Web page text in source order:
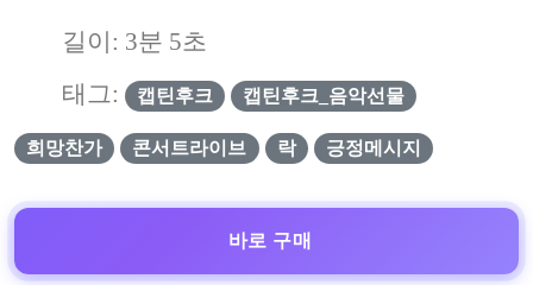
길이: 3분 5초
태그:
캡틴후크 캡틴후크_음악선물
희망찬가 콘서트라이브 락 긍정메시지
바로 구매